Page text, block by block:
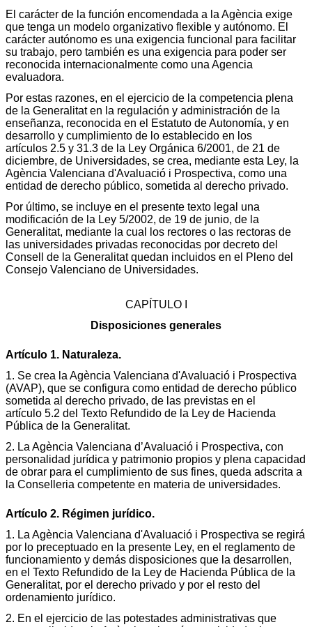
El carácter de la función encomendada a la Agència exige
que tenga un modelo organizativo flexible y autónomo. El
carácter autónomo es una exigencia funcional para facilitar
su trabajo, pero también es una exigencia para poder ser
reconocida internacionalmente como una Agencia
evaluadora.
Por estas razones, en el ejercicio de la competencia plena
de la Generalitat en la regulación y administración de la
enseñanza, reconocida en el Estatuto de Autonomía, y en
desarrollo y cumplimiento de lo establecido en los
artículos 2.5 y 31.3 de la Ley Orgánica 6/2001, de 21 de
diciembre, de Universidades, se crea, mediante esta Ley, la
Agència Valenciana d'Avaluació i Prospectiva, como una
entidad de derecho público, sometida al derecho privado.
Por último, se incluye en el presente texto legal una
modificación de la Ley 5/2002, de 19 de junio, de la
Generalitat, mediante la cual los rectores o las rectoras de
las universidades privadas reconocidas por decreto del
Consell de la Generalitat quedan incluidos en el Pleno del
Consejo Valenciano de Universidades.
CAPÍTULO I
Disposiciones generales
Artículo 1. Naturaleza.
1. Se crea la Agència Valenciana d'Avaluació i Prospectiva
(AVAP), que se configura como entidad de derecho público
sometida al derecho privado, de las previstas en el
artículo 5.2 del Texto Refundido de la Ley de Hacienda
Pública de la Generalitat.
2. La Agència Valenciana d’Avaluació i Prospectiva, con
personalidad jurídica y patrimonio propios y plena capacidad
de obrar para el cumplimiento de sus fines, queda adscrita a
la Conselleria competente en materia de universidades.
Artículo 2. Régimen jurídico.
1. La Agència Valenciana d'Avaluació i Prospectiva se regirá
por lo preceptuado en la presente Ley, en el reglamento de
funcionamiento y demás disposiciones que la desarrollen,
en el Texto Refundido de la Ley de Hacienda Pública de la
Generalitat, por el derecho privado y por el resto del
ordenamiento jurídico.
2. En el ejercicio de las potestades administrativas que